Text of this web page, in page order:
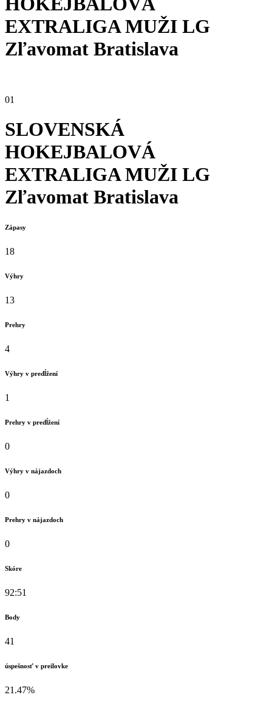
EXTRALIGA MUŽI LG
Zľavomat Bratislava
01
SLOVENSKÁ
HOKEJBALOVÁ
EXTRALIGA MUŽI LG
Zľavomat Bratislava
Zápasy
18
Výhry
13
Prehry
4
Výhry v predĺžení
1
Prehry v predĺžení
0
Výhry v nájazdoch
0
Prehry v nájazdoch
0
Skóre
92:51
Body
41
úspešnosť v preilovke
21.47%